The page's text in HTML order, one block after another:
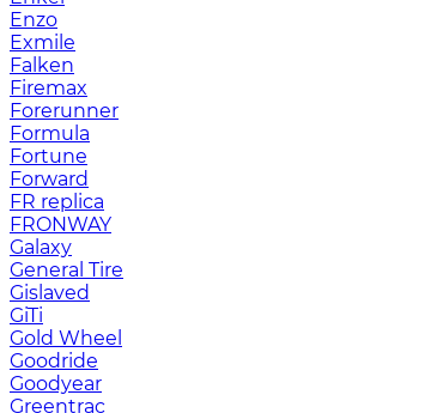
Enzo
Exmile
Falken
Firemax
Forerunner
Formula
Fortune
Forward
FR replica
FRONWAY
Galaxy
General Tire
Gislaved
GiTi
Gold Wheel
Goodride
Goodyear
Greentrac